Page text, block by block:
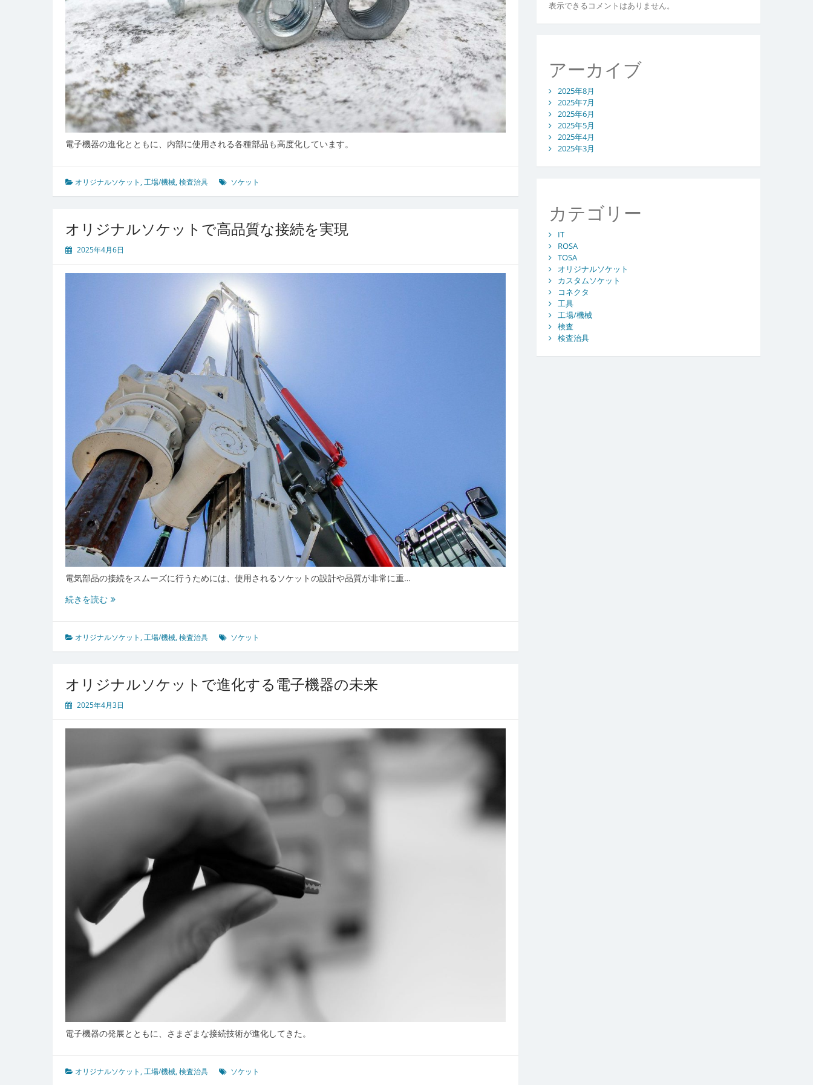
電子機器の進化とともに、内部に使用される各種部品も高度化しています。
オリジナルソケット ,工場/機械,検査治具 ソケット
オリジナルソケットで高品質な接続を実現
2025年4月6日
電気部品の接続をスムーズに行うためには、使用されるソケットの設計や品質が非常に重…
続きを読むオ
ナ
ル
ッ
ト
で
高
な
オリジナルソケット ,工場/機械,検査治具 ソケット
オリジナルソケットで進化する電子機器の未来
2025年4月3日
電子機器の発展とともに、さまざまな接続技術が進化してきた。
オリジナルソケット ,工場/機械,検査治具 ソケット
表示できるコメントはありません。
アーカイブ
2025年8月
2025年7月
2025年6月
2025年5月
2025年4月
2025年3月
カテゴリー
IT
ROSA
TOSA
オリジナルソケット
カスタムソケット
コネクタ
工具
工場/機械
検査
検査治具